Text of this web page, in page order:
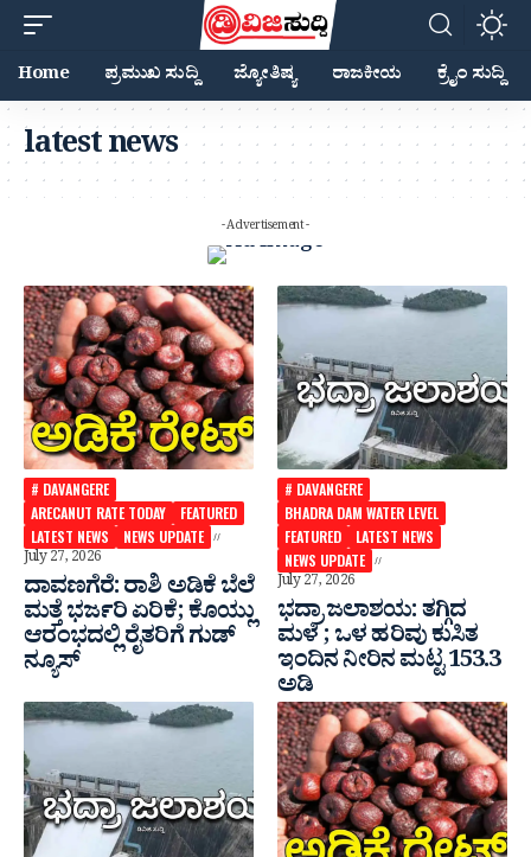
Home ಪ್ರಮುಖ ಸುದ್ದಿ ಜ್ಯೋತಿಷ್ಯ ರಾಜಕೀಯ ಕ್ರೈಂ ಸುದ್ದಿ
latest news
- Advertisement -
# DAVANGERE
ARECANUT RATE TODAY
FEATURED
LATEST NEWS
NEWS UPDATE
July 27, 2026
ದಾವಣಗೆರೆ: ರಾಶಿ ಅಡಿಕೆ ಬೆಲೆ
ಮತ್ತೆ ಭರ್ಜರಿ ಏರಿಕೆ; ಕೊಯ್ಲು
ಆರಂಭದಲ್ಲಿ ರೈತರಿಗೆ ಗುಡ್
ನ್ಯೂಸ್
# DAVANGERE
BHADRA DAM WATER LEVEL
FEATURED
LATEST NEWS
NEWS UPDATE
July 27, 2026
ಭದ್ರಾ ಜಲಾಶಯ: ತಗ್ಗಿದ
ಮಳೆ ; ಒಳ ಹರಿವು ಕುಸಿತ
ಇಂದಿನ ನೀರಿನ ಮಟ್ಟ 153.3
ಅಡಿ